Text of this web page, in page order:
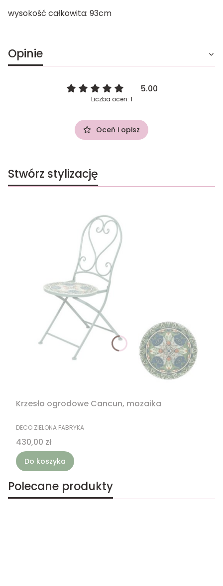
wysokość całkowita: 93cm
Opinie
5.00
Liczba ocen: 1
Oceń i opisz
Stwórz stylizację
Krzesło ogrodowe Cancun, mozaika
PRODUCENT
DECO ZIELONA FABRYKA
Cena
430,00 zł
Do koszyka
Polecane produkty